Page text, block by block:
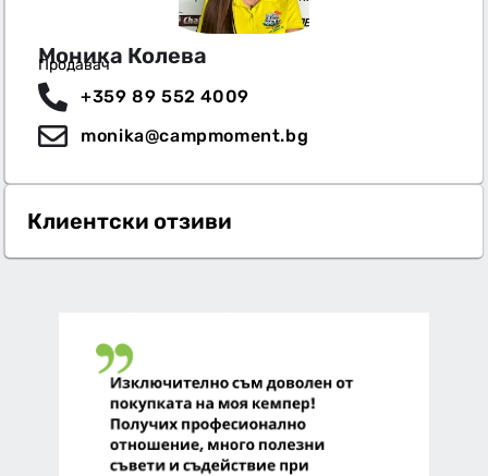
Моника Колева
Продавач
+359 89 552 4009
monika@campmoment.bg
Клиентски отзиви